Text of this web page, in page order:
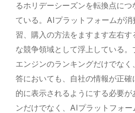
るホリデーシーズンを転換点につ
ている。AIプラットフォームが消
習、購入の方法をますます左右す
な競争領域として浮上している。
エンジンのランキングだけでな
答においても、自社の情報が正
的に表示されるようにする必要が
ンだけでなく、AIプラットフォ